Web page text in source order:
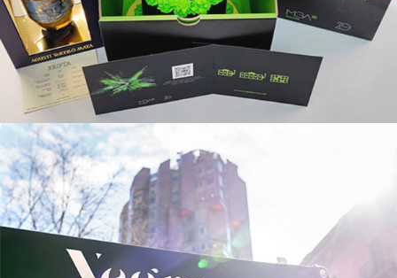
Negresco Restaurant